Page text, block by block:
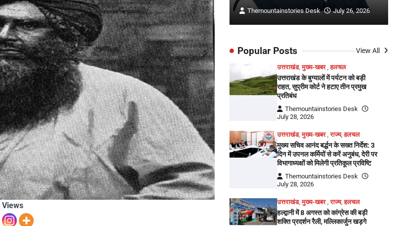
Views
Themountainstories Desk July 26, 2026 Themountainstories Desk July 26, 2026
Popular Posts View All
उत्तराखंड,मुख्य-खबर,हलचल
उत्तराखंड के बुग्यालों में पर्यटन को बड़ी
राहत, सुप्रीम कोर्ट ने हटाए तीन प्रमुख
प्रतिबंध
Themountainstories Desk
July 28, 2026
उत्तराखंड,मुख्य-खबर,राज्य,हलचल
मुख्य सचिव आनंद बर्द्धन के सख्त निर्देश: 3
दिन में उपनल कर्मियों से करें अनुबंध, देरी पर
विभागाध्यक्षों को मिलेगी प्रतिकूल प्रविष्टि
Themountainstories Desk
July 28, 2026
उत्तराखंड,मुख्य-खबर,राज्य,हलचल
हल्द्वानी में 8 अगस्त को कांग्रेस की बड़ी
शक्ति प्रदर्शन रैली, मल्लिकार्जुन खड़गे